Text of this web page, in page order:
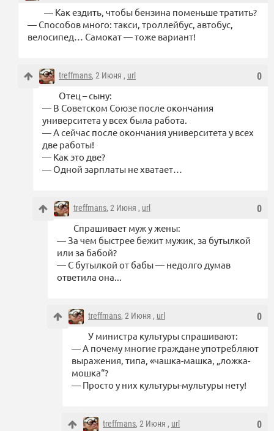
— Как ездить, чтобы бензина поменьше тратить?
— Способов много: такси, троллейбус, автобус,
велосипед… Самокат — тоже вариант!
0
treffmans, 2 Июня , url
Отец – сыну:
— В Советском Союзе после окончания
университета у всех была работа.
— А сейчас после окончания университета у всех
две работы!
— Как это две?
— Одной зарплаты не хватает…
0
treffmans, 2 Июня , url
Спрашивает муж у жены:
— За чем быстрее бежит мужик, за бутылкой
или за бабой?
— С бутылкой от бабы — недолго думав
ответила она...
0
treffmans, 2 Июня , url
У министра культуры спрашивают:
— А почему многие граждане употребляют
выражения, типа, «чашка-машка, „ложка-
мошка“?
— Просто у них культуры-мультуры нету!
0
treffmans, 2 Июня , url